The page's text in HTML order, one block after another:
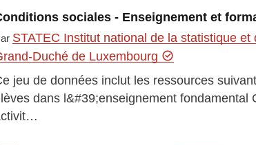
sociales - Enseignement et
STATEC Institut national de la statistique
Duché de Luxembourg
jeu de données inclut les ressources
dans l&#39;enseignement fondamental